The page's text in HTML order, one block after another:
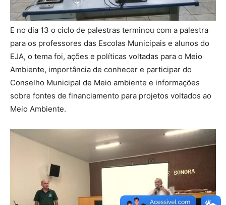
E no dia 13 o ciclo de palestras terminou com a palestra
para os professores das Escolas Municipais e alunos do
EJA, o tema foi, ações e políticas voltadas para o Meio
Ambiente, importância de conhecer e participar do
Conselho Municipal de Meio ambiente e informações
sobre fontes de financiamento para projetos voltados ao
Meio Ambiente.